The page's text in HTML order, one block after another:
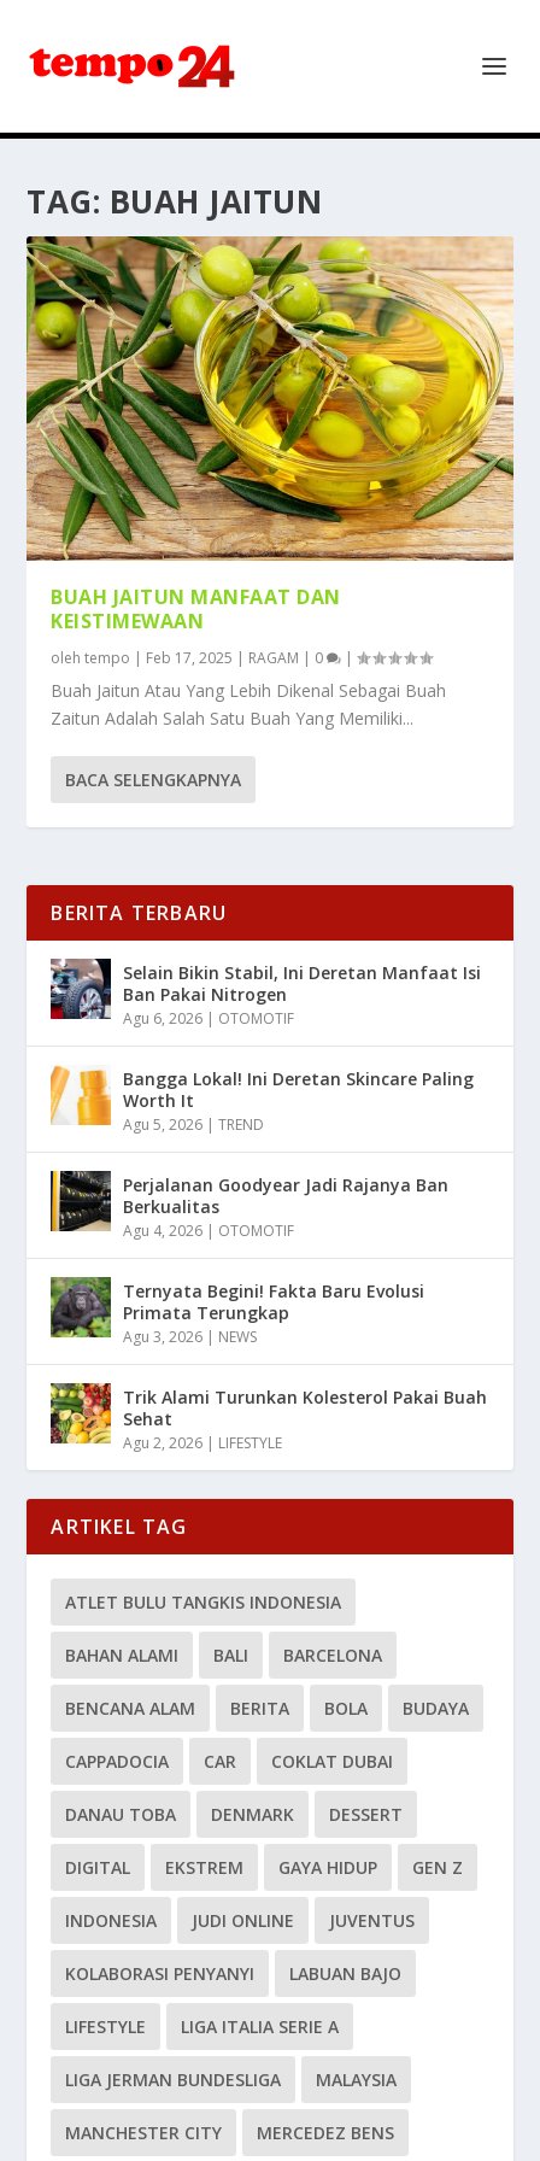
TAG: BUAH JAITUN
BUAH JAITUN MANFAAT DAN
KEISTIMEWAAN
olehtempo | Feb 17, 2025 | RAGAM | 0 |
Buah Jaitun Atau Yang Lebih Dikenal Sebagai Buah
Zaitun Adalah Salah Satu Buah Yang Memiliki...
BACA SELENGKAPNYA
BERITA TERBARU
Selain Bikin Stabil, Ini Deretan Manfaat Isi
Ban Pakai Nitrogen
Agu 6, 2026 | OTOMOTIF
Bangga Lokal! Ini Deretan Skincare Paling
Worth It
Agu 5, 2026 |TREND
Perjalanan Goodyear Jadi Rajanya Ban
Berkualitas
Agu 4, 2026 | OTOMOTIF
Ternyata Begini! Fakta Baru Evolusi
Primata Terungkap
Agu 3, 2026 | NEWS
Trik Alami Turunkan Kolesterol Pakai Buah
Sehat
Agu 2, 2026 | LIFESTYLE
ARTIKEL TAG
ATLET BULU TANGKIS INDONESIA
BAHAN ALAMI BALI BARCELONA
BENCANA ALAM BERITA BOLA BUDAYA
CAPPADOCIA CAR COKLAT DUBAI
DANAU TOBA DENMARK DESSERT
DIGITAL EKSTREM GAYA HIDUP GEN Z
INDONESIA JUDI ONLINE JUVENTUS
KOLABORASI PENYANYI LABUAN BAJO
LIFESTYLE LIGA ITALIA SERIE A
LIGA JERMAN BUNDESLIGA MALAYSIA
MANCHESTER CITY MERCEDEZ BENS